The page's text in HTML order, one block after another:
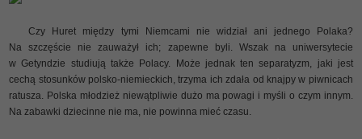
Czy Huret między tymi Niemcami nie widział ani jednego Polaka?
Na szczęście nie zauważył ich; zapewne byli. Wszak na uniwersytecie
w Getyndzie studiują także Polacy. Może jednak ten separatyzm, jaki jest
cechą stosunków polsko-niemieckich, trzyma ich zdała od knajpy w piwnicach
ratusza. Polska młodzież niewątpliwie dużo ma powagi i myśli o czym innym.
Na zabawki dziecinne nie ma, nie powinna mieć czasu.